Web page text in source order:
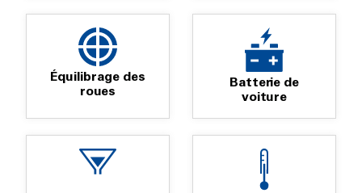
Équilibrage des
roues
Batterie de
voiture